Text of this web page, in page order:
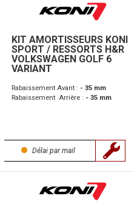
KIT AMORTISSEURS KONI
SPORT / RESSORTS H&R
VOLKSWAGEN GOLF 6
VARIANT
Rabaissement Avant : - 35 mm
Rabaissement Arrière : - 35 mm
Délai par mail